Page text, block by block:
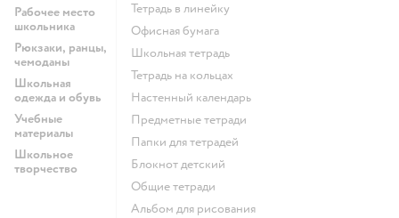
Рабочее место
школьника
Рюкзаки, ранцы,
чемоданы
Школьная
одежда и обувь
Учебные
материалы
Школьное
творчество
Тетрадь в линейку
Офисная бумага
Школьная тетрадь
Тетрадь на кольцах
Настенный календарь
Предметные тетради
Папки для тетрадей
Блокнот детский
Общие тетради
Альбом для рисования